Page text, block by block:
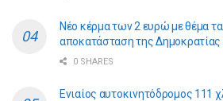
Νέο κέρμα των 2 ευρώ με θέμα
αποκατάσταση της
0 SHARES
Ενιαίος αυτοκινητόδρομος 111